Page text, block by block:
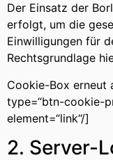
Der Einsatz der
erfolgt, um die
Einwilligungen für
Rechtsgrundlage
Cookie-Box erneut
type=“btn-cookie-
element=“link“/]
2. Server-